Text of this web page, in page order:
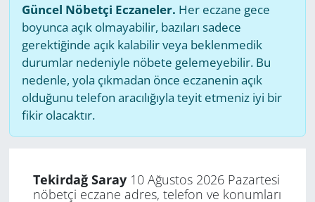
Güncel Nöbetçi Eczaneler. Her eczane gece
boyunca açık olmayabilir, bazıları sadece
gerektiğinde açık kalabilir veya beklenmedik
durumlar nedeniyle nöbete gelemeyebilir. Bu
nedenle, yola çıkmadan önce eczanenin açık
olduğunu telefon aracılığıyla teyit etmeniz iyi bir
fikir olacaktır.
Tekirdağ Saray10 Ağustos 2026 Pazartesi
nöbetçi eczane adres, telefon ve konumları
MAGAZİN
POLİTİKA
RESMİ İLANLAR
SAĞLIK
SPOR